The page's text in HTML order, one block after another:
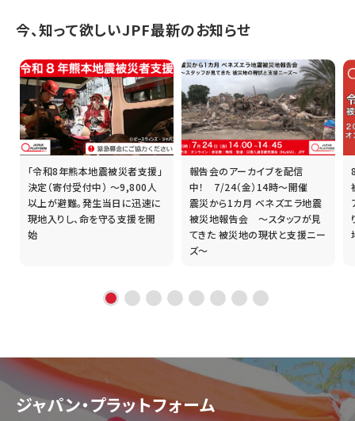
今、知って欲しいJPF最新のお知らせ
「令和8年熊本地震被災者支援」
決定（寄付受付中） ～9,800人
以上が避難。発生当日に迅速に
現地入りし、命を守る支援を開
始
報告会のアーカイブを配信
中！ 7/24（金）14時～開催
震災から1カ月 ベネズエラ地震
被災地報告会 ～スタッフが見
てきた 被災地の現状と支援ニー
ズ～
ジャパン・プラットフォーム